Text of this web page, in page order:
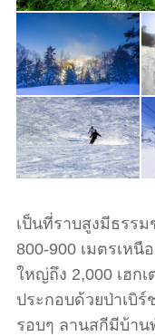
เป็นที่ราบสูงมีธรร
800-900 เมตรเห
ใหญ่ถึง 2,000 เฮกเ
ประกอบด้วยป่าเบิ
รอบๆ ลานสกีมีบ้าน